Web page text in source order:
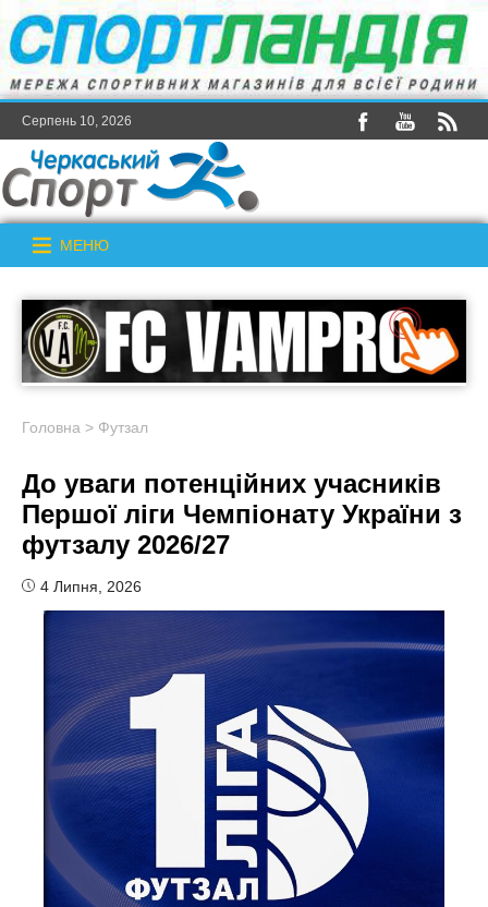
Серпень 10, 2026
МЕНЮ
Головна > Футзал
До уваги потенційних учасників
Першої ліги Чемпіонату України з
футзалу 2026/27
4 Липня, 2026